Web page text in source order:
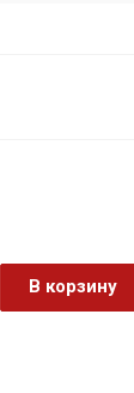
В корзину